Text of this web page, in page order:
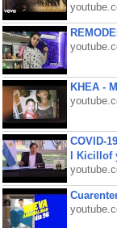
KHEA -
COVID-
l Kicillof